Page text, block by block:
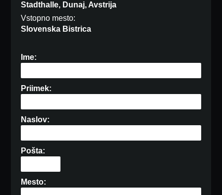
Stadthalle, Dunaj, Avstrija
Vstopno mesto:
Slovenska Bistrica
Ime:
Priimek:
Naslov:
Pošta:
Mesto: